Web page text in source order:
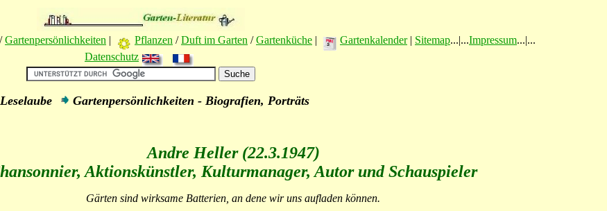
/Gartenpersönlichkeiten | Pflanzen /Duft im Garten /Gartenküche | Gartenkalender| Sitemap...|...Impressum...|...
Datenschutz
Leselaube Gartenpersönlichkeiten - Biografien, Porträts
Andre Heller (22.3.1947)
Aktionskünstler, Kulturmanager, Autor und Schauspieler
Gärten sind wirksame Batterien, an dene wir uns aufladen können.